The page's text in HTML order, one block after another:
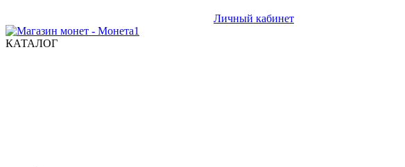
Личный кабинет
КАТАЛОГ